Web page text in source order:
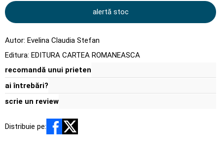
alertă stoc
Autor: Evelina Claudia Stefan
Editura: EDITURA CARTEA ROMANEASCA
recomandă unui prieten
ai întrebări?
scrie un review
Distribuie pe: